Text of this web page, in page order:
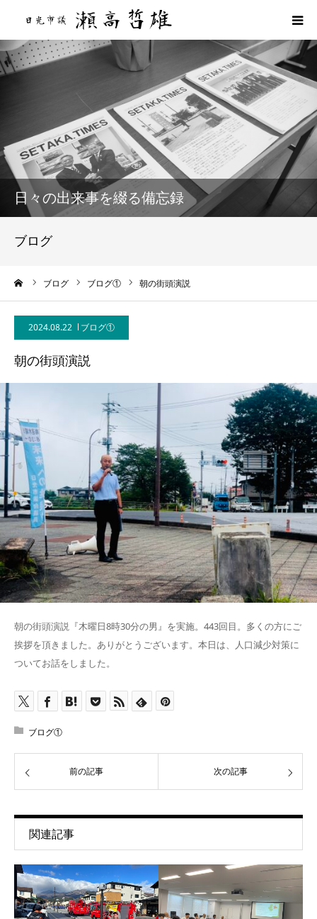
日々の出来事を綴る備忘録
ブログ
ブログ ブログ① 朝の街頭演説
2024.08.22 ブログ①
朝の街頭演説
朝の街頭演説『木曜日8時30分の男』を実施。443回目。多くの方にご
挨拶を頂きました。ありがとうございます。本日は、人口減少対策に
ついてお話をしました。
ブログ①
前の記事 次の記事
関連記事
HOME
プロフィール
政策
活動報告
後援会のご案内